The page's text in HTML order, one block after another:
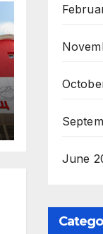
June